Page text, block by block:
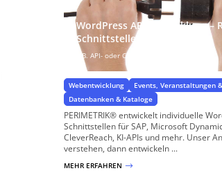
WordPress API-Entwicklung –
Schnittstellen
z.B. API- oder CSV-Schnittstellen
Webentwicklung
Events, Veranstaltungen
Datenbanken & Kataloge
PERIMETRIK® entwickelt individuelle
Schnittstellen für SAP, Microsoft
CleverReach, KI-APIs und mehr. Unser
verstehen, dann entwickeln ...
MEHR ERFAHREN $